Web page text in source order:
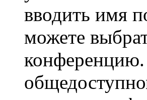
вводить имя
можете
конференцию.